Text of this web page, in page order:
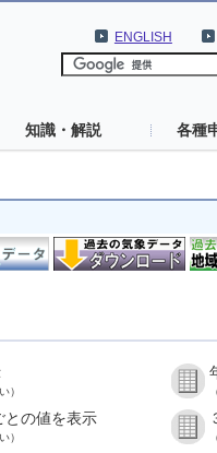
ENGLISH
知識・解説 各種
）
との値を表示
）